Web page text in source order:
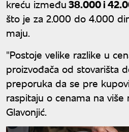
kreću između38.000 i
što je za 2.000 do 4.000
maju.
"Postoje velike razlike u
proizvođača od stovarišta
preporuka da se pre
raspitaju o cenama na više
Glavonjić.